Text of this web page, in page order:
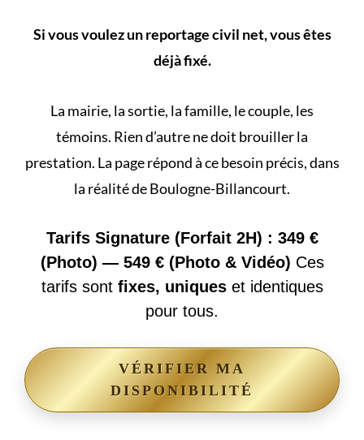
Si vous voulez un reportage civil net, vous êtes
déjà fixé.
La mairie, la sortie, la famille, le couple, les
témoins. Rien d’autre ne doit brouiller la
prestation. La page répond à ce besoin précis, dans
la réalité de Boulogne-Billancourt.
Tarifs Signature (Forfait 2H) : 349 €
(Photo) — 549 € (Photo & Vidéo) Ces
tarifs sont fixes, uniqueset identiques
pour tous.
VÉRIFIER MA
DISPONIBILITÉ